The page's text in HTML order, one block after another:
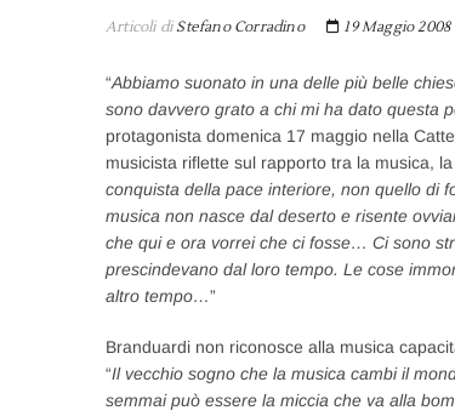
Articoli diStefano Corradino 19 Maggio 2008
“Abbiamo suonato in una delle più belle
sono davvero grato a chi mi ha dato questa
protagonista domenica 17 maggio nella
musicista riflette sul rapporto tra la musica,
conquista della pace interiore, non quello di
musica non nasce dal deserto e risente
che qui e ora vorrei che ci fosse… Ci sono
prescindevano dal loro tempo. Le cose
altro tempo…”
Branduardi non riconosce alla musica
“Il vecchio sogno che la musica cambi il
semmai può essere la miccia che va alla